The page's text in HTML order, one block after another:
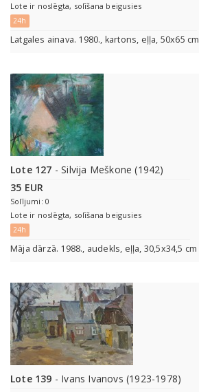
Lote ir noslēgta, solīšana beigusies
24h
Latgales ainava. 1980., kartons, eļļa, 50x65 cm
Lote 127 - Silvija Meškone (1942)
35 EUR
Solījumi: 0
Lote ir noslēgta, solīšana beigusies
24h
Māja dārzā. 1988., audekls, eļļa, 30,5x34,5 cm
Lote 139 - Ivans Ivanovs (1923-1978)